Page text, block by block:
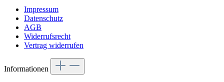
Impressum
Datenschutz
AGB
Widerrufsrecht
Vertrag widerrufen
Informationen